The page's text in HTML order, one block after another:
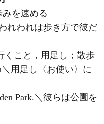
みを速める
れわれは歩き方で彼だ
こと，用足し；散歩
＼用足し〈お使い〉に
Park.＼彼らは公園を